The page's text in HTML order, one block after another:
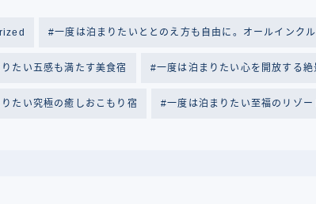
一度は泊まりたいととのえ方も自由に。オールインク
たい五感も満たす美食宿 一度は泊まりたい心を開放する絶
たい究極の癒しおこもり宿 一度は泊まりたい至福のリゾー